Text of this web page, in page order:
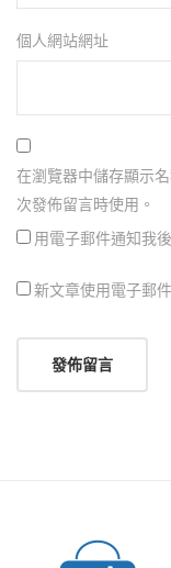
個人網站網址
在瀏覽器中儲存顯示
次發佈留言時使用。
用電子郵件通知我
新文章使用電子郵